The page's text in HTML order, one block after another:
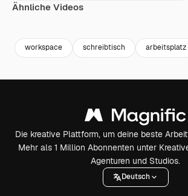
Ähnliche Videos
workspace schreibtisch arbeitsplatz
Die kreative Plattform, um deine beste
Mehr als 1 Million Abonnenten unter
Agenturen und Studios.
Deutsch